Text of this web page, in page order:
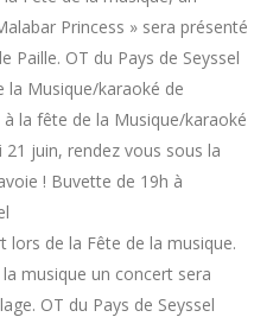
Princess » sera présenté
Paille. OT du Pays de Seyssel
la Musique/karaoké de
à la fête de la Musique/karaoké
juin, rendez vous sous la
! Buvette de 19h à
lors de la Fête de la musique.
musique un concert sera
OT du Pays de Seyssel